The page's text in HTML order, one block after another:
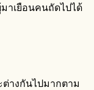
าเยือนคนถัดไปได้
ต่างกันไปมากตาม